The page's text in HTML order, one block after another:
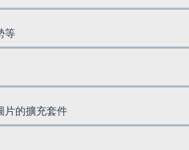
等
片的擴充套件